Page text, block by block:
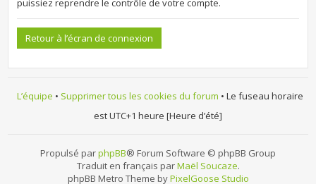
puissiez reprendre le contrôle de votre compte.
Retour à l’écran de connexion
L’équipe • Supprimer tous les cookies du forum • Le fuseau horaire
est UTC+1 heure [Heure d’été]
Propulsé parphpBB® Forum Software © phpBB Group
Traduit en français parMaël Soucaze.
phpBB Metro Theme byPixelGoose Studio